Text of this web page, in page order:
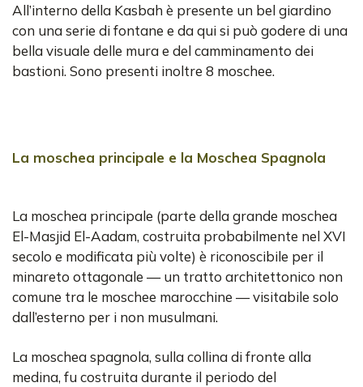
All’interno della Kasbah è presente un bel giardino
con una serie di fontane e da qui si può godere di una
bella visuale delle mura e del camminamento dei
bastioni. Sono presenti inoltre 8 moschee.
La moschea principale e la Moschea Spagnola
La moschea principale (parte della grande moschea
El-Masjid El-Aadam, costruita probabilmente nel XVI
secolo e modificata più volte) è riconoscibile per il
minareto ottagonale — un tratto architettonico non
comune tra le moschee marocchine — visitabile solo
dall’esterno per i non musulmani.
La moschea spagnola, sulla collina di fronte alla
medina, fu costruita durante il periodo del